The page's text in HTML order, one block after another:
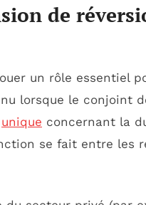
de
un rôle essentiel
lorsque le conjoint
unique concernant la
se fait entre les